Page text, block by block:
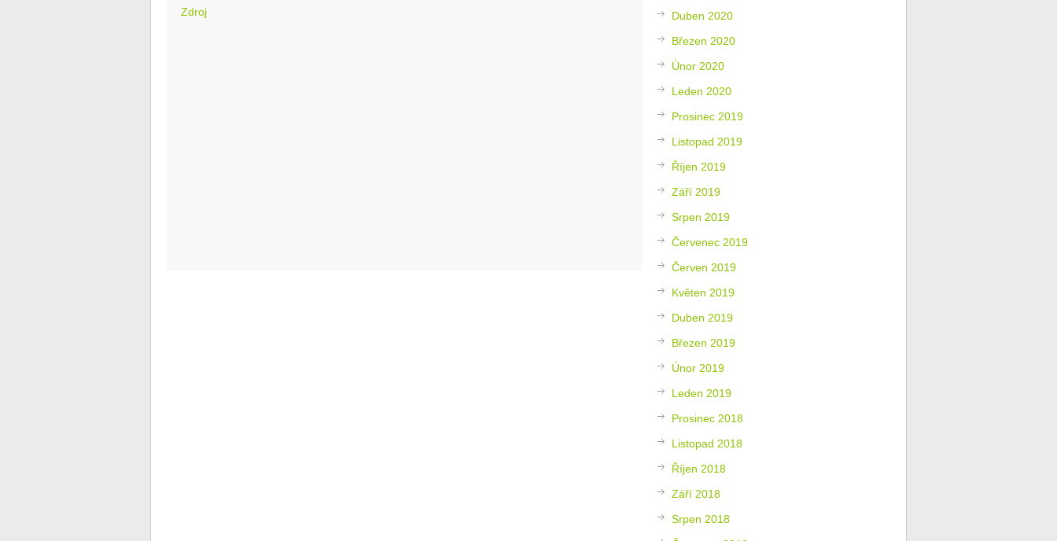
Zdroj
Duben 2020
Březen 2020
Únor 2020
Leden 2020
Prosinec 2019
Listopad 2019
Říjen 2019
Září 2019
Srpen 2019
Červenec 2019
Červen 2019
Květen 2019
Duben 2019
Březen 2019
Únor 2019
Leden 2019
Prosinec 2018
Listopad 2018
Říjen 2018
Září 2018
Srpen 2018